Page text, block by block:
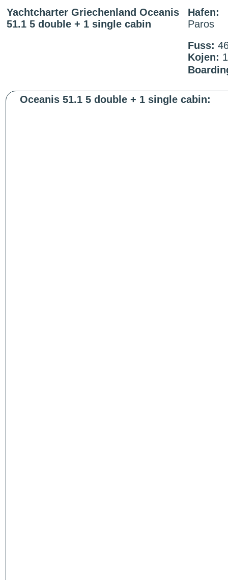
Yachtcharter Griechenland Oceanis
51.1 5 double + 1 single cabin
Hafen:
Paros
Fuss:
Kojen:
Oceanis 51.1 5 double + 1 single cabin: